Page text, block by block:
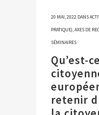
20 MAI, 2022 DANS
PRATIQUE),AXES DE
SÉMINAIRES
Qu’est-
retenir